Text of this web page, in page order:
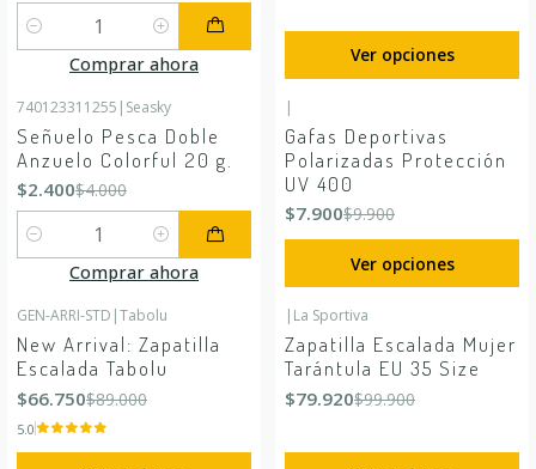
Cantidad
Comprar ahora
Ver opciones
740123311255 | Seasky
Señuelo Pesca Doble
Anzuelo Colorful 20 g.
$2.400$4.000
Cantidad
Comprar ahora
|
Gafas Deportivas
Polarizadas Protección
UV 400
$7.900$9.900
Ver opciones
GEN-ARRI-STD |Tabolu
New Arrival: Zapatilla
Escalada Tabolu
$66.750$89.000
5.0
-20%
| La Sportiva
Zapatilla Escalada Mujer
Tarántula EU 35 Size
$79.920$99.900